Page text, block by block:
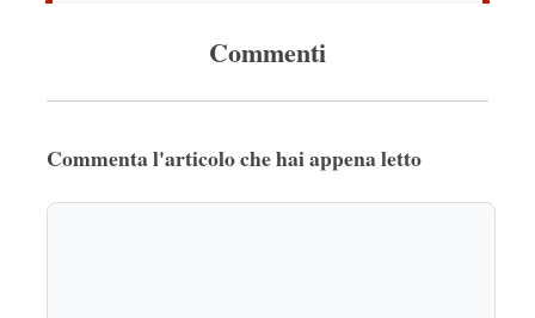
Commenti
Commenta l'articolo che hai appena letto